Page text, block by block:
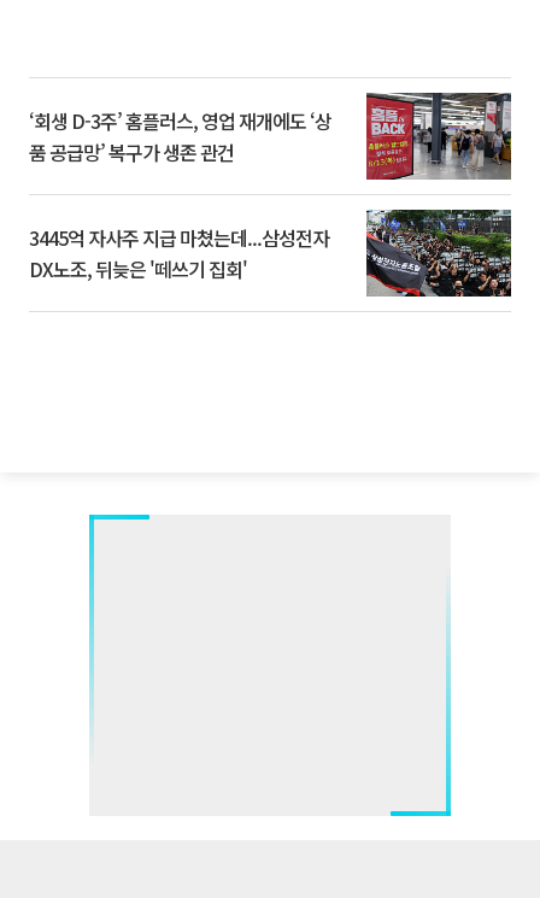
‘회생 D-3주’ 홈플러스, 영업 재개에도 ‘상
품 공급망’ 복구가 생존 관건
3445억 자사주 지급 마쳤는데...삼성전자
DX노조, 뒤늦은 '떼쓰기 집회'